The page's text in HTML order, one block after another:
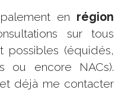
BY en région
sur tous
possibles (équidés,
ou encore NACs).
déjà me contacter